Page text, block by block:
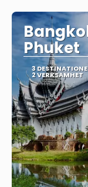
Phuket
3
2 VERKSAMHET